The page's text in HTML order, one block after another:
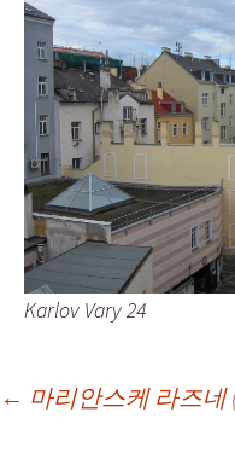
Karlov Vary 24
Post
← 마리안스케 라즈네